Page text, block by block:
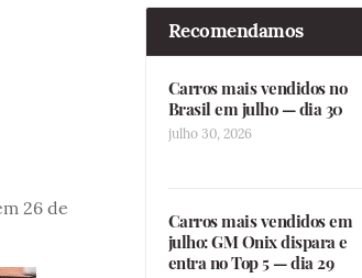
26 de
Recomendamos
Carros mais vendidos no
Brasil em julho — dia 30
julho 30, 2026
Carros mais vendidos em
julho: GM Onix dispara e
entra no Top 5 — dia 29